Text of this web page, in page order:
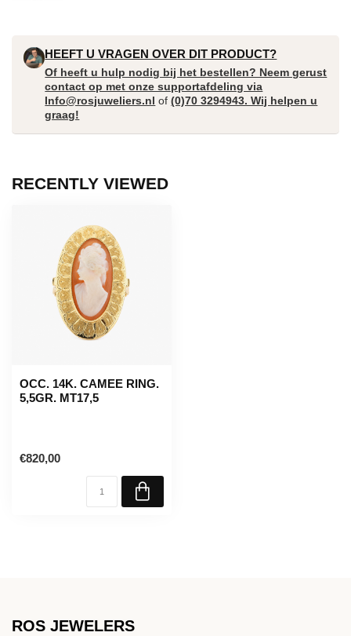
HEEFT U VRAGEN OVER DIT PRODUCT?
Of heeft u hulp nodig bij het bestellen? Neem gerust
contact op met onze supportafdeling via
Info@rosjuweliers.nl of(0)70 3294943. Wij helpen u
graag!
RECENTLY VIEWED
OCC. 14K. CAMEE RING.
5,5GR. MT17,5
€820,00
ROS JEWELERS